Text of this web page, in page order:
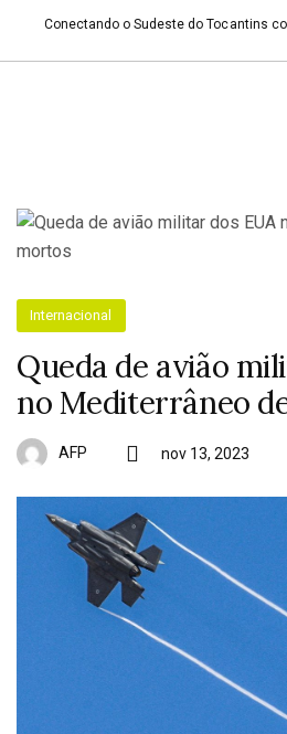
Conectando o Sudeste do Tocantins
Internacional
Queda de avião
no Mediterrâneo
AFP nov 13, 2023